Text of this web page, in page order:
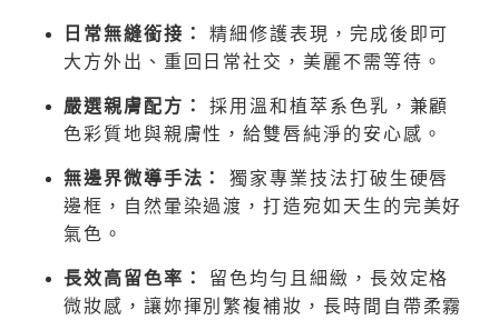
日常無縫銜接：
精細修護表現，完成後即可
大方外出、重回日常社交，美麗不需等待。
嚴選親膚配方：
採用溫和植萃系色乳，兼顧
色彩質地與親膚性，給雙唇純淨的安心感。
無邊界微導手法：
獨家專業技法打破生硬唇
邊框，自然暈染過渡，打造宛如天生的完美好
氣色。
長效高留色率：
留色均勻且細緻，長效定格
微妝感，讓妳揮別繁複補妝，長時間自帶柔霧